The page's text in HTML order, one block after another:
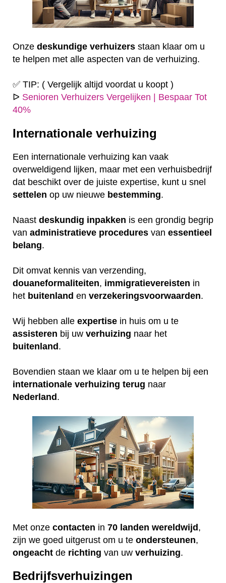
Onze deskundige verhuizers staan klaar om u
te helpen met alle aspecten van de verhuizing.
✅ TIP: ( Vergelijk altijd voordat u koopt )
ᐅ Senioren Verhuizers Vergelijken | Bespaar Tot
40%
Internationale verhuizing
Een internationale verhuizing kan vaak
overweldigend lijken, maar met een verhuisbedrijf
dat beschikt over de juiste expertise, kunt u snel
settelen op uw nieuwe bestemming.
Naast deskundig inpakken is een grondig begrip
van administratieve procedures van essentieel
belang.
Dit omvat kennis van verzending,
douaneformaliteiten, immigratievereisten in
het buitenland en verzekeringsvoorwaarden.
Wij hebben alle expertise in huis om u te
assisteren bij uw verhuizing naar het
buitenland.
Bovendien staan we klaar om u te helpen bij een
internationale verhuizing terug naar
Nederland.
Met onze contacten in 70 landen wereldwijd,
zijn we goed uitgerust om u te ondersteunen,
ongeacht de richting van uw verhuizing.
Bedrijfsverhuizingen